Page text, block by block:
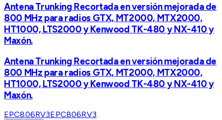
Antena Trunking Recortada en versión mejorada de
800 MHz para radios GTX, MT2000, MTX2000,
HT1000, LTS2000 y Kenwood TK-480 y NX-410 y
Maxón.
Antena Trunking Recortada en versión mejorada de
800 MHz para radios GTX, MT2000, MTX2000,
HT1000, LTS2000 y Kenwood TK-480 y NX-410 y
Maxón.
EPC806RV3EPC806RV3